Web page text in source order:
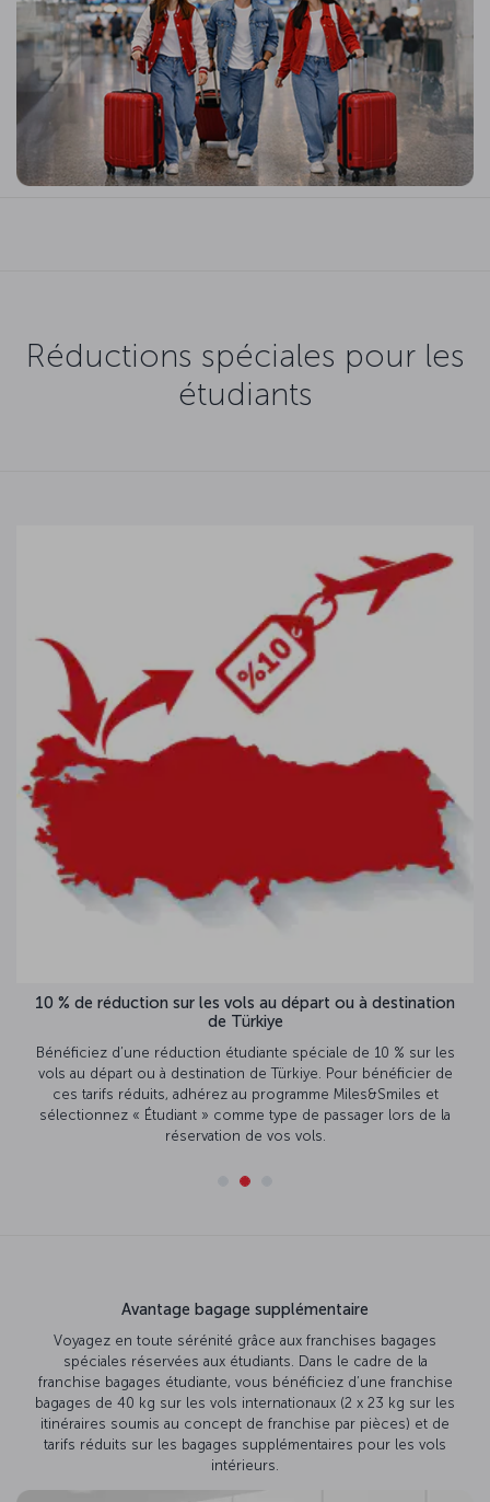
Réductions spéciales pour les
étudiants
10 % de réduction sur les vols au départ ou à destination
de Türkiye
Bénéficiez d’une réduction étudiante spéciale de 10 % sur les
vols au départ ou à destination de Türkiye. Pour bénéficier de
ces tarifs réduits, adhérez au programme Miles&Smiles et
sélectionnez « Étudiant » comme type de passager lors de la
réservation de vos vols.
Avantage bagage supplémentaire
Voyagez en toute sérénité grâce aux franchises bagages
spéciales réservées aux étudiants. Dans le cadre de la
franchise bagages étudiante, vous bénéficiez d’une franchise
bagages de 40 kg sur les vols internationaux (2 x 23 kg sur les
itinéraires soumis au concept de franchise par pièces) et de
tarifs réduits sur les bagages supplémentaires pour les vols
intérieurs.